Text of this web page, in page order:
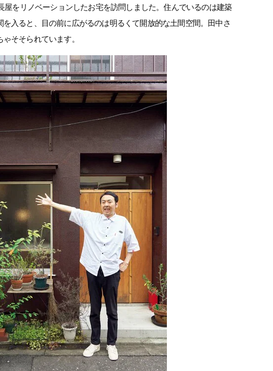
屋をリノベーションしたお宅を訪問しました。住んでいるのは建築
入ると、目の前に広がるのは明るくて開放的な土間空間。田中さ
そそられています。